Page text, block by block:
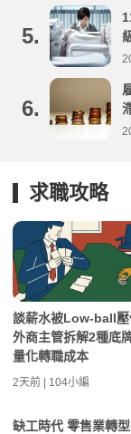
5.
6.
求職攻略
談薪水被Low-ball壓
外商主管拆解2種底
量化轉職成本
2天前 | 104小編
缺工時代 零售業轉型